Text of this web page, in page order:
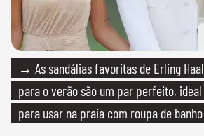
→ As sandálias favoritas de Erling
para o verão são um par perfeito, ideal
para usar na praia com roupa de banho